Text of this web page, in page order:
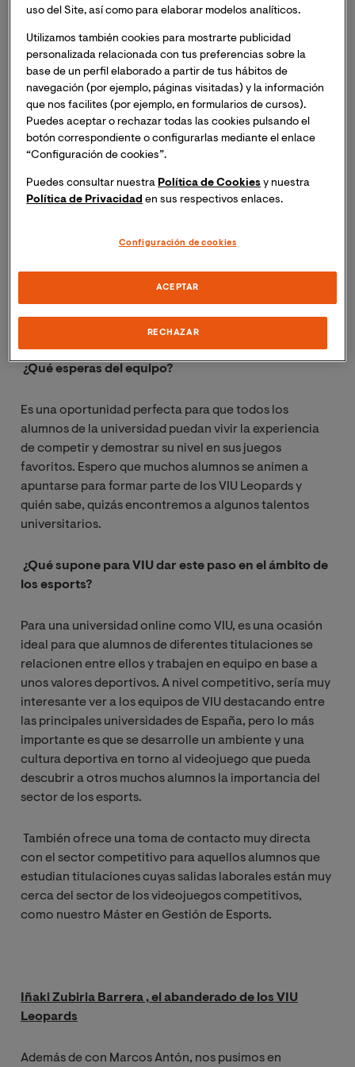
universitaria en que participarán los Leopards?
La Amazon University Esports League es una
competición nacional de deportes electrónicos que
ofrece a los estudiantes de universidad la oportunidad
de participar en ligas y torneos, de una manera similar a
la de los torneos deportivos universitarios
tradicionales. Los mejores jugadores de cada
nacional que da acceso a las competiciones
interesante para todos aquellos aficionados a los
videojuegos competitivos que quieran probar suerte en
adentrarse en el sector.
¿Qué esperas del equipo?
Es una oportunidad perfecta para que todos los
alumnos de la universidad puedan vivir la experiencia
de competir y demostrar su nivel en sus juegos
favoritos. Espero que muchos alumnos se animen a
apuntarse para formar parte de los VIU Leopards y
quién sabe, quizás encontremos a algunos talentos
universitarios.
¿Qué supone para VIU dar este paso en el ámbito de
los esports?
Para una universidad online como VIU, es una ocasión
ideal para que alumnos de diferentes titulaciones se
relacionen entre ellos y trabajen en equipo en base a
unos valores deportivos. A nivel competitivo, sería muy
interesante ver a los equipos de VIU destacando entre
las principales universidades de España, pero lo más
importante es que se desarrolle un ambiente y una
cultura deportiva en torno al videojuego que pueda
descubrir a otros muchos alumnos la importancia del
sector de los esports.
También ofrece una toma de contacto muy directa
con el sector competitivo para aquellos alumnos que
estudian titulaciones cuyas salidas laborales están muy
cerca del sector de los videojuegos competitivos,
como nuestro Máster en Gestión de Esports.
Iñaki Zubiria Barrera , el abanderado de los VIU
Leopards
Además de con Marcos Antón, nos pusimos en
uso del Site, así como para elaborar modelos analíticos.
Utilizamos también cookies para mostrarte publicidad
personalizada relacionada con tus preferencias sobre la
base de un perfil elaborado a partir de tus hábitos de
navegación (por ejemplo, páginas visitadas) y la información
que nos facilites (por ejemplo, en formularios de cursos).
Puedes aceptar o rechazar todas las cookies pulsando el
botón correspondiente o configurarlas mediante el enlace
“Configuración de cookies”.
Puedes consultar nuestra Política de Cookies y nuestra
Política de Privacidad en sus respectivos enlaces.
Configuración de cookies
RECHAZAR
ACEPTAR